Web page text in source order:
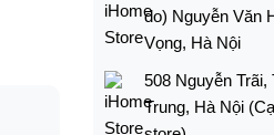
do) Nguyễn Văn
Vọng, Hà Nội
508 Nguyễn Trãi,
Trung, Hà Nội